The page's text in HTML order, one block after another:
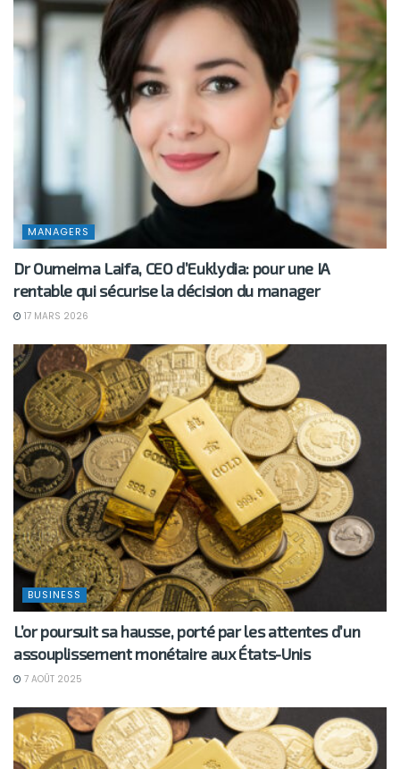
MANAGERS
Dr Oumeima Laifa, CEO d’Euklydia: pour une IA
rentable qui sécurise la décision du manager
17 MARS 2026
BUSINESS
L’or poursuit sa hausse, porté par les attentes d’un
assouplissement monétaire aux États-Unis
7 AOÛT 2025